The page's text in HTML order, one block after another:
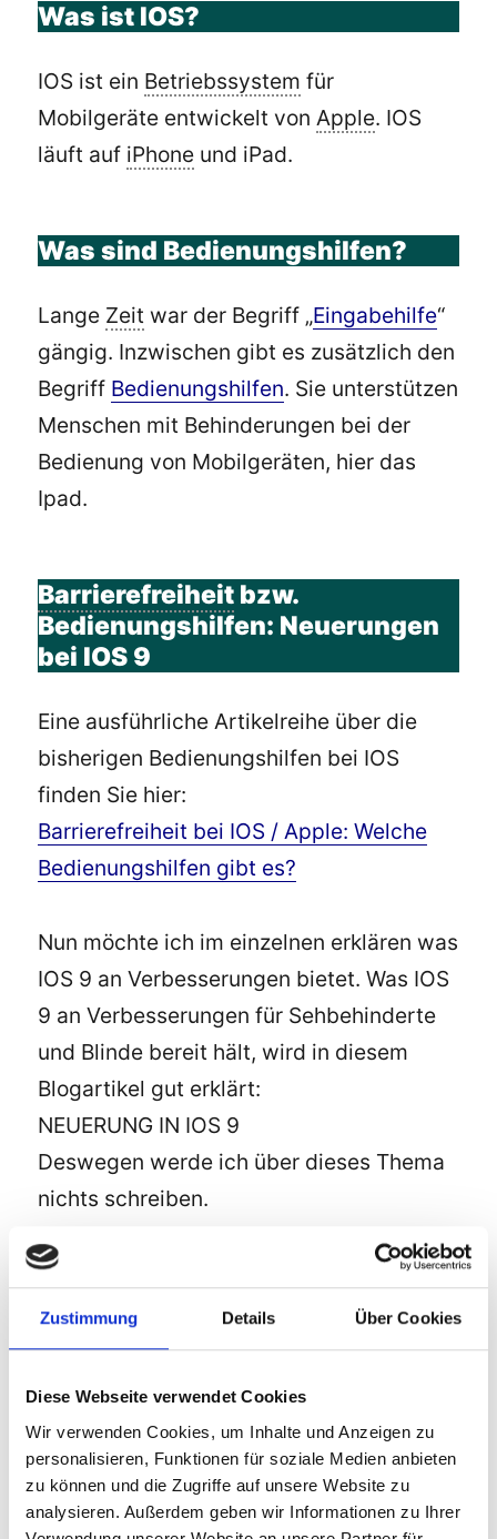
Zustimmung Details Über Cookies
Diese Webseite verwendet Cookies
Wir verwenden Cookies, um Inhalte und Anzeigen zu
personalisieren, Funktionen für soziale Medien anbieten
zu können und die Zugriffe auf unsere Website zu
analysieren. Außerdem geben wir Informationen zu Ihrer
Was ist IOS?
IOS ist ein Betriebssystem für
Mobilgeräte entwickelt vonApple. IOS
läuft auf iPhone und iPad.
Was sind Bedienungshilfen?
Lange Zeit war der Begriff „Eingabehilfe“
gängig. Inzwischen gibt es zusätzlich den
Begriff Bedienungshilfen. Sie unterstützen
Menschen mit Behinderungen bei der
Bedienung von Mobilgeräten, hier das
Ipad.
Barrierefreiheit bzw.
Bedienungshilfen: Neuerungen
bei IOS 9
Eine ausführliche Artikelreihe über die
bisherigen Bedienungshilfen bei IOS
finden Sie hier:
Barrierefreiheit bei IOS / Apple: Welche
Bedienungshilfen gibt es?
Nun möchte ich im einzelnen erklären was
IOS 9 an Verbesserungen bietet. Was IOS
9 an Verbesserungen für Sehbehinderte
und Blinde bereit hält, wird in diesem
Blogartikel gut erklärt:
NEUERUNG IN IOS 9
Deswegen werde ich über dieses Thema
nichts schreiben.
„Barrierefreiheit bzw. Bedienungshilfen:
weiterlesen
Suchen
nach: